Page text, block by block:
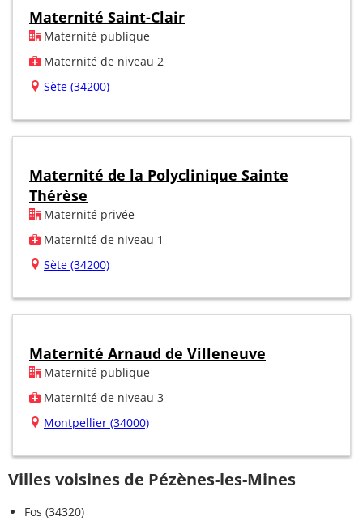
Maternité Saint-Clair
Maternité publique
Maternité de niveau 2
Sète (34200)
Maternité de la Polyclinique Sainte
Thérèse
Maternité privée
Maternité de niveau 1
Sète (34200)
Maternité Arnaud de Villeneuve
Maternité publique
Maternité de niveau 3
Montpellier (34000)
Villes voisines de Pézènes-les-Mines
Fos (34320)